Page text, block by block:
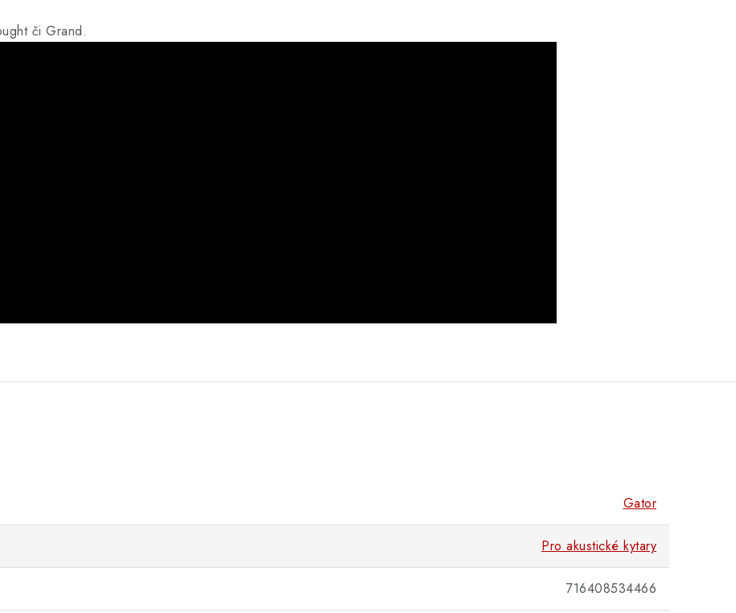
či Grand.
Gator
Pro akustické kytary
716408534466